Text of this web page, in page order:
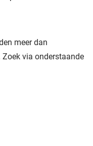
meer dan
Zoek via onderstaande